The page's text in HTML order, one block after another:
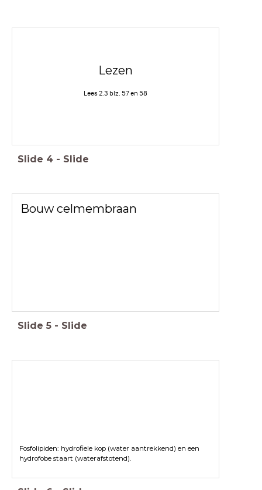
Lezen
Lees 2.3 blz. 57 en 58
Slide 4 - Slide
Bouw celmembraan
Slide 5 - Slide
Fosfolipiden: hydrofiele kop (water aantrekkend) en een
hydrofobe staart (waterafstotend).